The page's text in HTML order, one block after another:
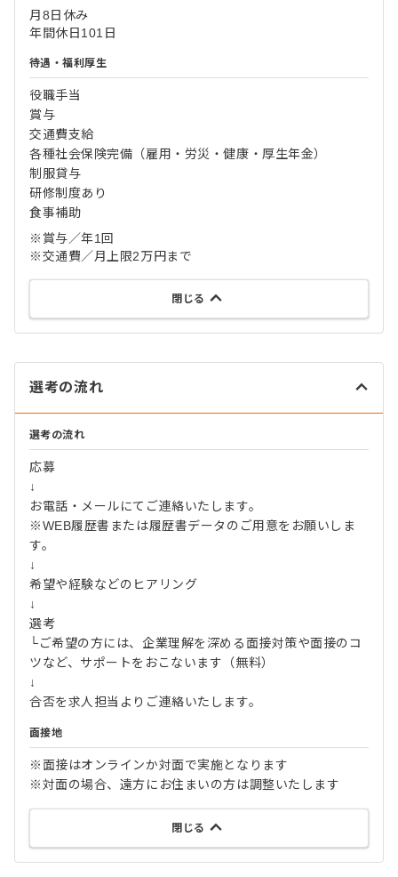
月8日休み
年間休日101日
待遇・福利厚生
役職手当
賞与
交通費支給
各種社会保険完備（雇用・労災・健康・厚生年金）
制服貸与
研修制度あり
食事補助
※賞与／年1回
※交通費／月上限2万円まで
閉じる
選考の流れ
選考の流れ
応募
↓
お電話・メールにてご連絡いたします。
※WEB履歴書または履歴書データのご用意をお願いしま
す。
↓
希望や経験などのヒアリング
↓
選考
└ご希望の方には、企業理解を深める面接対策や面接のコ
ツなど、サポートをおこないます（無料）
↓
合否を求人担当よりご連絡いたします。
面接地
※面接はオンラインか対面で実施となります
※対面の場合、遠方にお住まいの方は調整いたします
閉じる